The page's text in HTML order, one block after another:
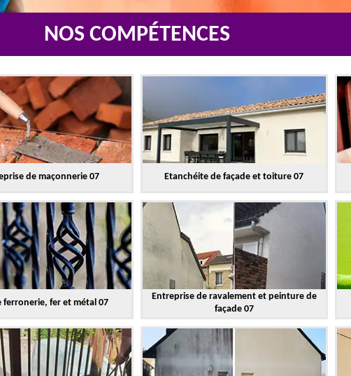
NOS COMPÉTENCES
de maçonnerie 07 Etanchéite de façade et toiture 07
ferronerie, fer et métal 07
Entreprise de ravalement et peinture de
façade 07